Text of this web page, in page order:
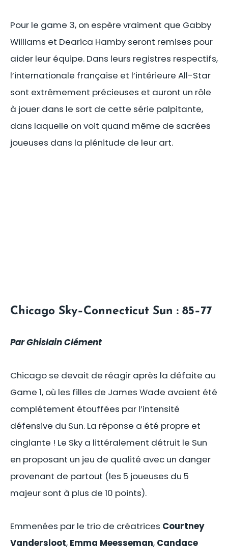
Pour le game 3, on espère vraiment que Gabby
Williams et Dearica Hamby seront remises pour
aider leur équipe. Dans leurs registres respectifs,
l’internationale française et l’intérieure All-Star
sont extrêmement précieuses et auront un rôle
à jouer dans le sort de cette série palpitante,
dans laquelle on voit quand même de sacrées
joueuses dans la plénitude de leur art.
Chicago Sky–Connecticut Sun : 85–77
Par Ghislain Clément
Chicago se devait de réagir après la défaite au
Game 1, où les filles de James Wade avaient été
complétement étouffées par l’intensité
défensive du Sun. La réponse a été propre et
cinglante ! Le Sky a littéralement détruit le Sun
en proposant un jeu de qualité avec un danger
provenant de partout (les 5 joueuses du 5
majeur sont à plus de 10 points).
Emmenées par le trio de créatrices Courtney
Vandersloot, Emma Meesseman, Candace